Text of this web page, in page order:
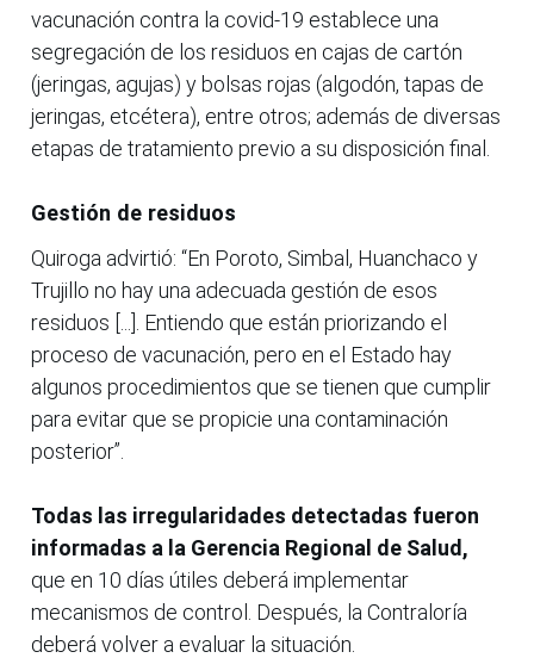
vacunación contra la covid-19 establece una
segregación de los residuos en cajas de cartón
(jeringas, agujas) y bolsas rojas (algodón, tapas de
jeringas, etcétera), entre otros; además de diversas
etapas de tratamiento previo a su disposición final.
Gestión de residuos
Quiroga advirtió: “En Poroto, Simbal, Huanchaco y
Trujillo no hay una adecuada gestión de esos
residuos [...]. Entiendo que están priorizando el
proceso de vacunación, pero en el Estado hay
algunos procedimientos que se tienen que cumplir
para evitar que se propicie una contaminación
posterior”.
Todas las irregularidades detectadas fueron
informadas a la Gerencia Regional de Salud,
que en 10 días útiles deberá implementar
mecanismos de control. Después, la Contraloría
deberá volver a evaluar la situación.